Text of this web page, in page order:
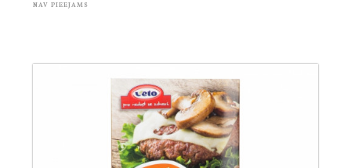
NAV PIEEJAMS